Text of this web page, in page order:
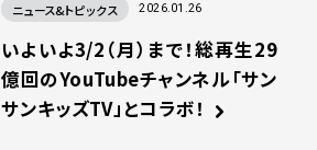
ニュース&トピックス 2026.01.26
いよいよ3/2（月）まで！総再生29
億回のYouTubeチャンネル「サン
サンキッズTV」とコラボ！